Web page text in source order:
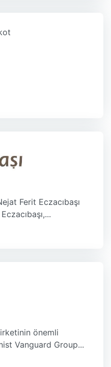
Ferit Eczacıbaşı
önemli
Vanguard Group...